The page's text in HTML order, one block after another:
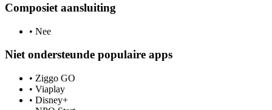
Composiet aansluiting
• Nee
Niet ondersteunde populaire apps
• Ziggo GO
• Viaplay
• Disney+